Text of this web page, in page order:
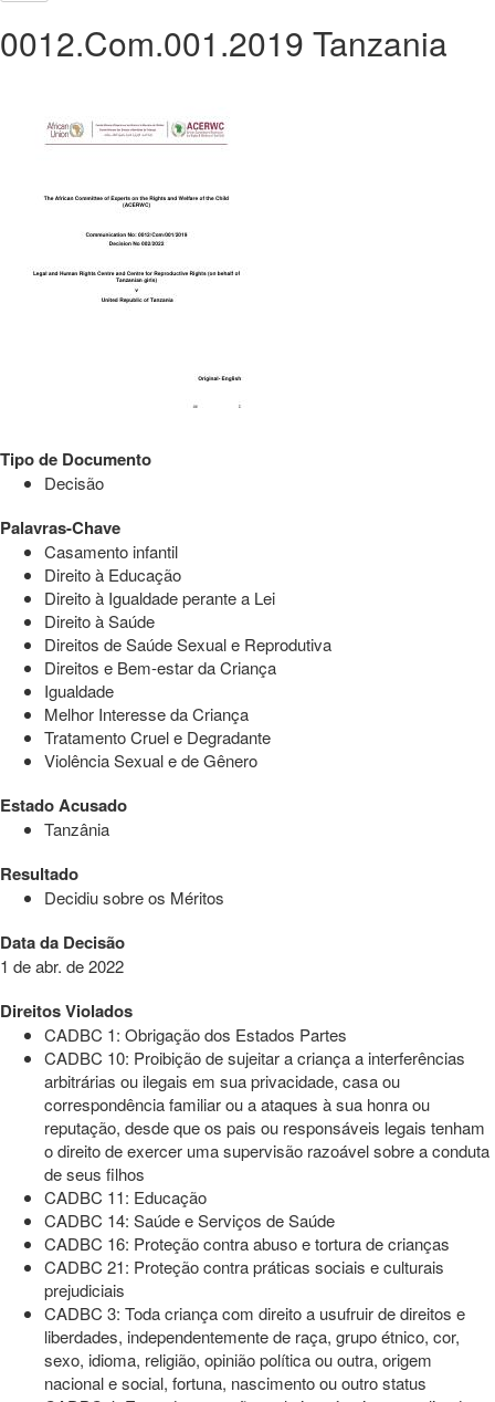
0012.Com.001.2019 Tanzania
Tipo de Documento
Decisão
Palavras-Chave
Casamento infantil
Direito à Educação
Direito à Igualdade perante a Lei
Direito à Saúde
Direitos de Saúde Sexual e Reprodutiva
Direitos e Bem-estar da Criança
Igualdade
Melhor Interesse da Criança
Tratamento Cruel e Degradante
Violência Sexual e de Gênero
Estado Acusado
Tanzânia
Resultado
Decidiu sobre os Méritos
Data da Decisão
1 de abr. de 2022
Direitos Violados
CADBC 1: Obrigação dos Estados Partes
CADBC 10: Proibição de sujeitar a criança a interferências
arbitrárias ou ilegais em sua privacidade, casa ou
correspondência familiar ou a ataques à sua honra ou
reputação, desde que os pais ou responsáveis legais tenham
o direito de exercer uma supervisão razoável sobre a conduta
de seus filhos
CADBC 11: Educação
CADBC 14: Saúde e Serviços de Saúde
CADBC 16: Proteção contra abuso e tortura de crianças
CADBC 21: Proteção contra práticas sociais e culturais
prejudiciais
CADBC 3: Toda criança com direito a usufruir de direitos e
liberdades, independentemente de raça, grupo étnico, cor,
sexo, idioma, religião, opinião política ou outra, origem
nacional e social, fortuna, nascimento ou outro status